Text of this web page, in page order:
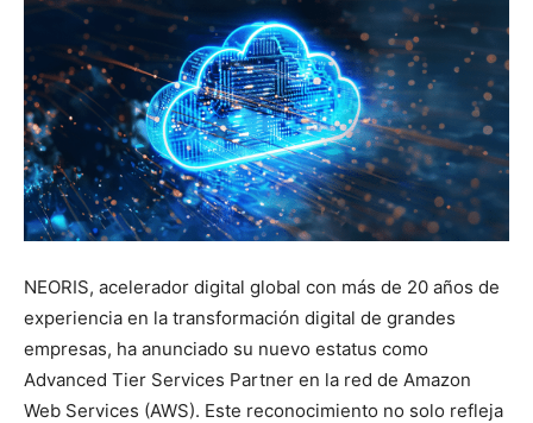
NEORIS, acelerador digital global con más de 20 años de
experiencia en la transformación digital de grandes
empresas, ha anunciado su nuevo estatus como
Advanced Tier Services Partner en la red de Amazon
Web Services (AWS). Este reconocimiento no solo refleja